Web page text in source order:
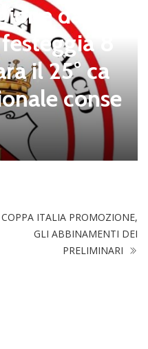
da cel
8
il 25° ca
conse
COPPA ITALIA PROMOZIONE,
GLI ABBINAMENTI DEI
PRELIMINARI